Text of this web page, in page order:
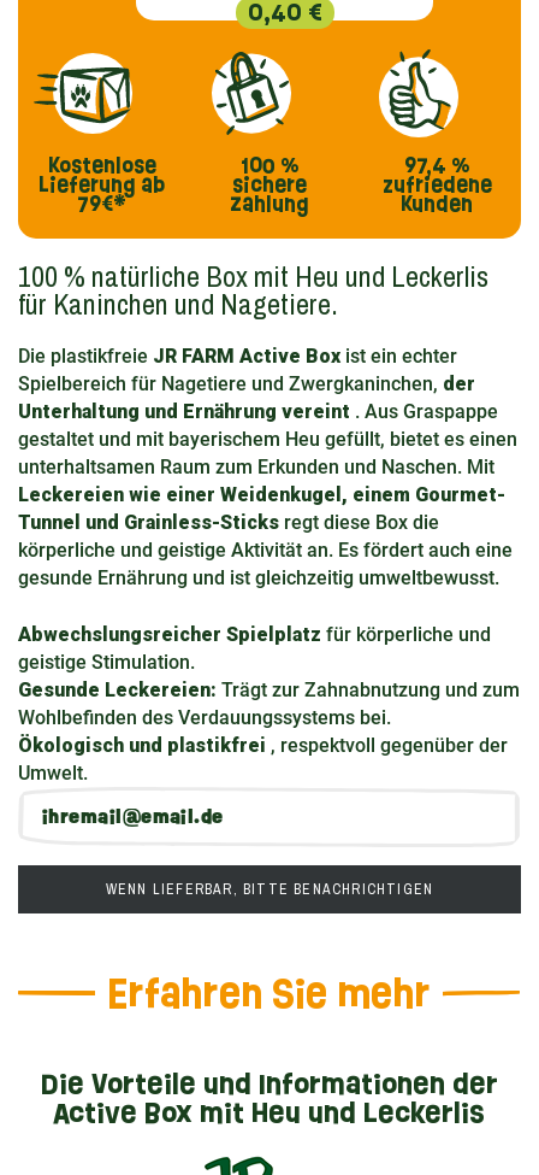
0,40 €
Kostenlose
Lieferung ab
79€*
100 %
sichere
Zahlung
97,4 %
zufriedene
Kunden
100 % natürliche Box mit Heu und Leckerlis
für Kaninchen und Nagetiere.
Die plastikfreie JR FARM Active Box ist ein echter
Spielbereich für Nagetiere und Zwergkaninchen, der
Unterhaltung und Ernährung vereint . Aus Graspappe
gestaltet und mit bayerischem Heu gefüllt, bietet es einen
unterhaltsamen Raum zum Erkunden und Naschen. Mit
Leckereien wie einer Weidenkugel, einem Gourmet-
Tunnel und Grainless-Sticks regt diese Box die
körperliche und geistige Aktivität an. Es fördert auch eine
gesunde Ernährung und ist gleichzeitig umweltbewusst.
Abwechslungsreicher Spielplatz für körperliche und
geistige Stimulation.
Gesunde Leckereien: Trägt zur Zahnabnutzung und zum
Wohlbefinden des Verdauungssystems bei.
Ökologisch und plastikfrei , respektvoll gegenüber der
Umwelt.
WENN LIEFERBAR, BITTE BENACHRICHTIGEN
Erfahren Sie mehr
Die Vorteile und Informationen der
Active Box mit Heu und Leckerlis